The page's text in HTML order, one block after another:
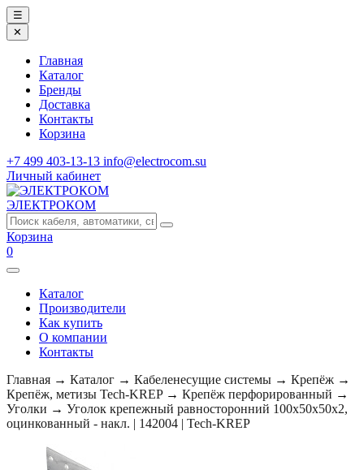
☰
✕
Главная
Каталог
Бренды
Доставка
Контакты
Корзина
+7 499 403-13-13 info@electrocom.su
Личный кабинет
ЭЛЕКТРОКОМ
Корзина
0
Каталог
Производители
Как купить
О компании
Контакты
Главная → Каталог → Кабеленесущие системы → Крепёж →
Крепёж, метизы Tech-KREP→ Крепёж перфорированный →
Уголки → Уголок крепежный равносторонний 100х50х50x2,
оцинкованный - накл. | 142004 | Tech-KREP